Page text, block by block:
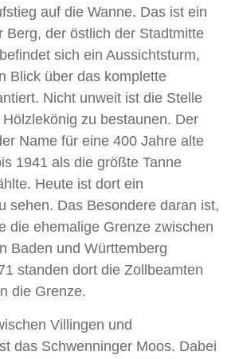
auf die Wanne. Das ist ein
Berg, der östlich der Stadtmitte
sich ein Aussichtsturm,
Blick über das komplette
Nicht unweit ist die Stelle
zu bestaunen. Der
Name für eine 400 Jahre alte
1941 als die größte Tanne
Heute ist dort ein
sehen. Das Besondere daran ist,
die ehemalige Grenze zwischen
Baden und Württemberg
standen dort die Zollbeamten
die Grenze.
Villingen und
das Schwenninger Moos. Dabei